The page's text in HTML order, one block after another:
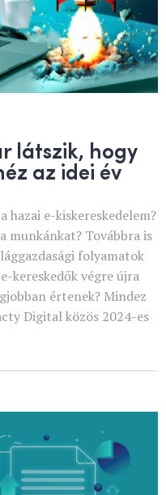
látszik, hogy
az idei év
hazai e-kiskereskedelem?
munkánkat? Továbbra is
folyamatok
kereskedők végre újra
értenek? Mindez
Digital közös 2024-es